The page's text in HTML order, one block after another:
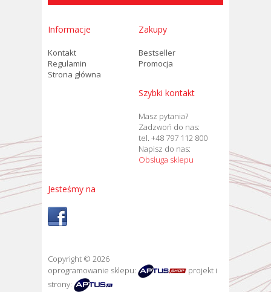
Informacje
Kontakt
Regulamin
Strona główna
Zakupy
Bestseller
Promocja
Szybki kontakt
Masz pytania?
Zadzwoń do nas:
tel. +48 797 112 800
Napisz do nas:
Obsługa sklepu
Jesteśmy na
Copyright © 2026
oprogramowanie sklepu:
projekt i
strony: